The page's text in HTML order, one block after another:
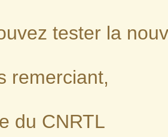
tester la
remerciant,
du CNRTL